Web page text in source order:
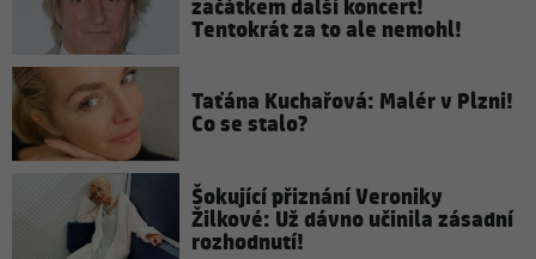
začátkem další koncert!
Tentokrát za to ale nemohl!
Taťána Kuchařová: Malér v Plzni!
Co se stalo?
Šokující přiznání Veroniky
Žilkové: Už dávno učinila zásadní
rozhodnutí!